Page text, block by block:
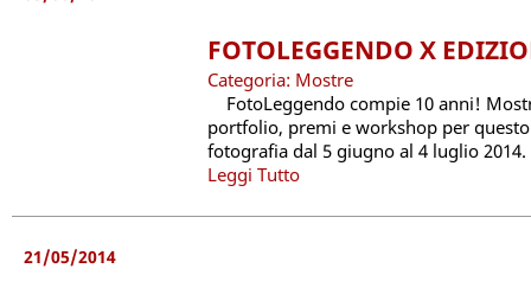
FOTOLEGGENDO X
Categoria: Mostre
FotoLeggendo compie 10 anni!
portfolio, premi e workshop per
fotografia dal 5 giugno al 4 luglio
Leggi Tutto
21/05/2014